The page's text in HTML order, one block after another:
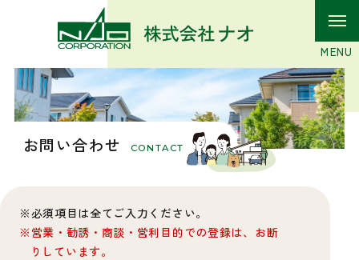
お問い合わせ CONTACT
必須項目は全てご入力ください。
営業・勧誘・商談・営利目的での登録は、お断
りしています。